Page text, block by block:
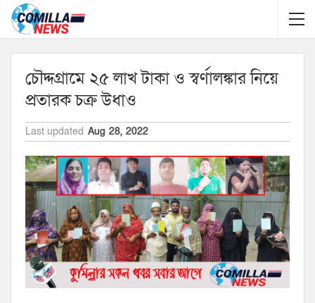
চৌদ্দগ্রামে ২৫ লাখ টাকা ও স্বর্ণালঙ্কার নিয়ে
প্রতারক চক্র উধাও
Last updated Aug 28, 2022